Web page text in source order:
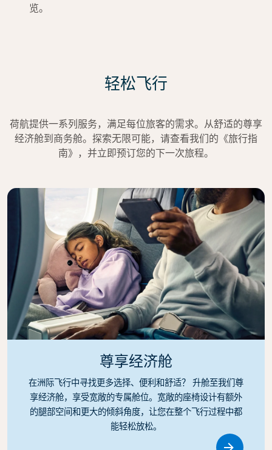
览。
轻松飞行
荷航提供一系列服务，满足每位旅客的需求。从舒适的尊享
经济舱到商务舱。探索无限可能，请查看我们的《旅行指
南》，并立即预订您的下一次旅程。
尊享经济舱
在洲际飞行中寻找更多选择、便利和舒适？ 升舱至我们尊
享经济舱，享受宽敞的专属舱位。宽敞的座椅设计有额外
的腿部空间和更大的倾斜角度，让您在整个飞行过程中都
能轻松放松。